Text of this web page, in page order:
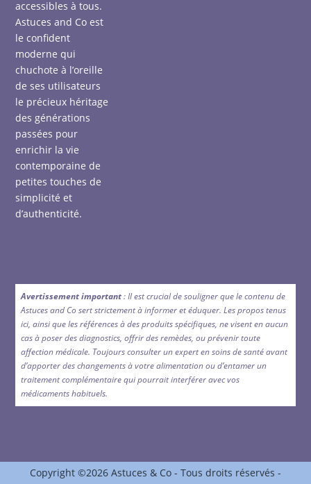
accessibles à tous.
Astuces and Co est
le confident
moderne qui
chuchote à l’oreille
de ses utilisateurs
le précieux héritage
des générations
passées pour
enrichir la vie
contemporaine de
petites touches de
simplicité et
d’authenticité.
Avertissement important: Il est crucial de souligner que le contenu de
Astuces and Co sert strictement à informer et éduquer. Les propos tenus
ici, ainsi que les références à des produits spécifiques, ne visent en aucun
cas à poser des diagnostics, offrir des remèdes, ou prévenir toute
affection médicale. Toujours consulter un expert en soins de santé avant
d’apporter des changements à votre alimentation ou d’entamer un
traitement complémentaire qui pourrait interférer avec vos
médicaments habituels.
Copyright ©2026 Astuces & Co - Tous droits réservés -